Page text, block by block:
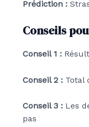
Prédiction :
Conseils
Conseil 1 :
Conseil 2 : Total
Conseil 3 : Les
pas